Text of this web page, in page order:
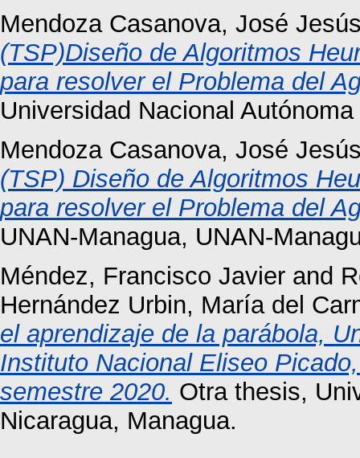
Mendoza Casanova, José
(TSP)Diseño de Algoritmos
para resolver el Problema del
Universidad Nacional
Mendoza Casanova, José
(TSP) Diseño de Algoritmos
para resolver el Problema del
UNAN-Managua, UNAN-
Méndez, Francisco Javier and
Hernández Urbin, María del
el aprendizaje de la parábola,
Instituto Nacional Eliseo
semestre 2020. Otra thesis,
Nicaragua, Managua.